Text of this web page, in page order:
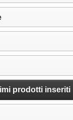
prodotti inseriti